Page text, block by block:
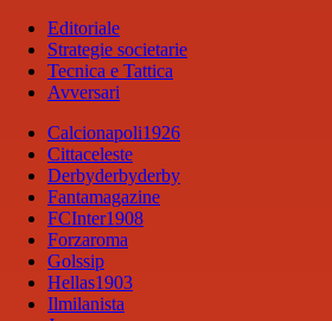
Editoriale
Strategie societarie
Tecnica e Tattica
Avversari
Calcionapoli1926
Cittaceleste
Derbyderbyderby
Fantamagazine
FCInter1908
Forzaroma
Golssip
Hellas1903
Ilmilanista